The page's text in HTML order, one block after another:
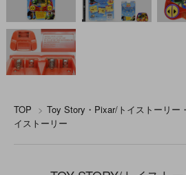
TOP > Toy Story・Pixar/トイストーリー
イストーリー